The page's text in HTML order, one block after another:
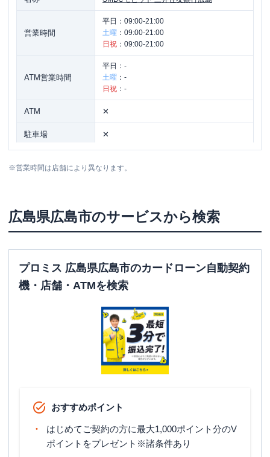
営業時間
平日： 09:00-21:00
土曜 ： 09:00-21:00
日祝 ： 09:00-21:00
ATM営業時間
平日： -
土曜 ： -
日祝 ： -
ATM ✕
駐車場 ✕
※営業時間は店舗により異なります。
広島県広島市のサービスから検索
プロミス 広島県広島市のカードローン自動契約
機・店舗・ATMを検索
おすすめポイント
はじめてご契約の方に最大1,000ポイント分のV
ポイントをプレゼント※諸条件あり